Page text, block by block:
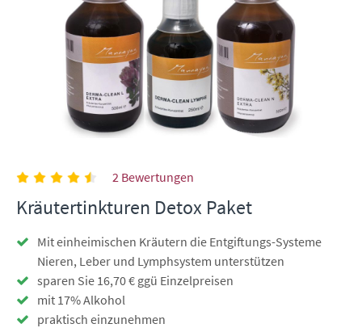
2 Bewertungen
Kräutertinkturen Detox Paket
Mit einheimischen Kräutern die Entgiftungs-Systeme
Nieren, Leber und Lymphsystem unterstützen
sparen Sie 16,70 € ggü Einzelpreisen
mit 17% Alkohol
praktisch einzunehmen